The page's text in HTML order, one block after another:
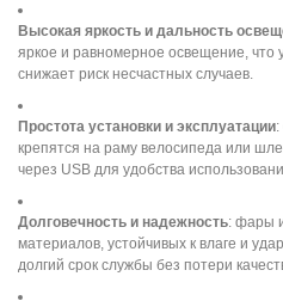
Высокая яркость и дальность
яркое и равномерное освещение, что
снижает риск несчастных случаев.
Простота установки и эксплуатации
крепятся на раму велосипеда или
через USB для удобства
Долговечность и надежность: фары
материалов, устойчивых к влаге и
долгий срок службы без потери